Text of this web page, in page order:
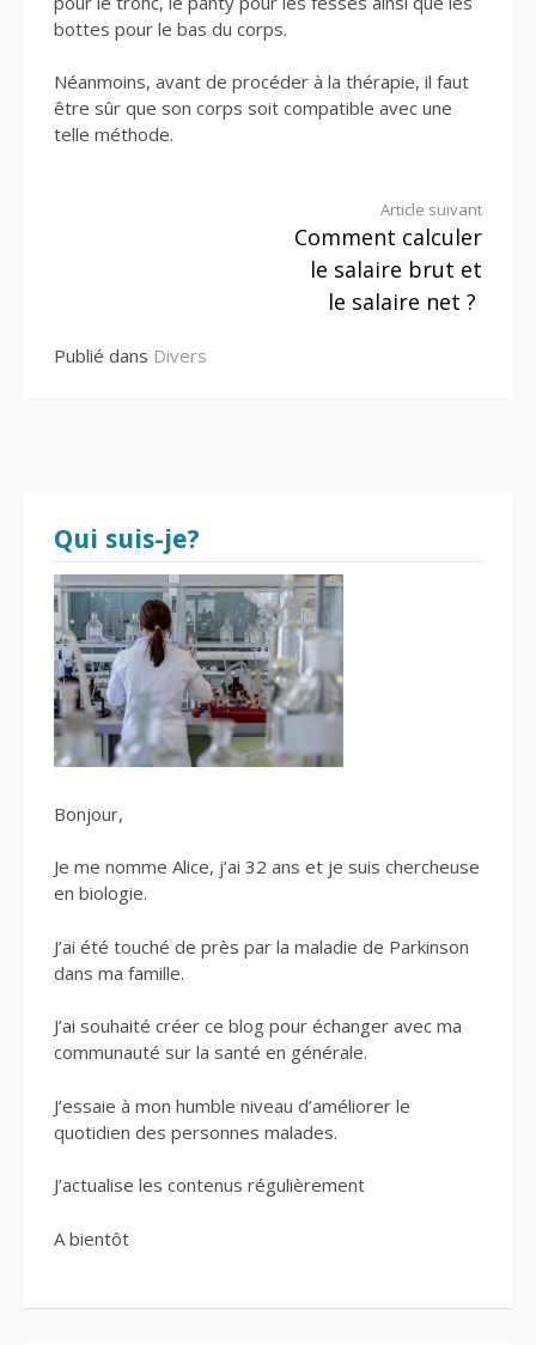
bottes pour le bas du corps.
Néanmoins, avant de procéder à la thérapie, il faut
être sûr que son corps soit compatible avec une
telle méthode.
Article suivant
Comment calculer
le salaire brut et
le salaire net ?
Publié dans Divers
Qui suis-je?
Bonjour,
Je me nomme Alice, j’ai 32 ans et je suis chercheuse
en biologie.
J’ai été touché de près par la maladie de Parkinson
dans ma famille.
J’ai souhaité créer ce blog pour échanger avec ma
communauté sur la santé en générale.
J’essaie à mon humble niveau d’améliorer le
quotidien des personnes malades.
J’actualise les contenus régulièrement
A bientôt